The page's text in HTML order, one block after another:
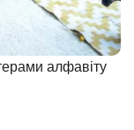
алфавіту